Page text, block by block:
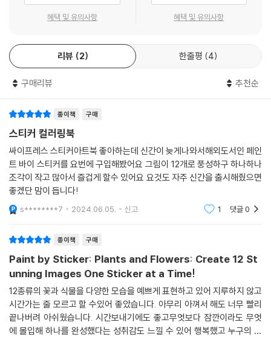
혜택 및 유의사항 혜택 및 유의사항
리뷰 2 한줄평 4
구매리뷰 추천순
종이책 구매
스티커 컬러링북
싸이프레스 스티커아트북 좋아하는데 신간이 늦게나와서해외도서인 페인
트 바이 스티커를 요번에 구입해봤어요 그림이 12개로 풍성하구 하나하나
조각이 작고 많아서 즐겁게 할수 있어요 요것도 자주 신간을 출시해줬으면
좋겠단 맘이 듭니다!
s********7 2024.06.05. 신고 1 댓글0
종이책 구매
Paint by Sticker: Plants and Flowers: Create 12 St
unning Images One Sticker at a Time!
12종류의 꽃과 식물을 다양한 모습을 예쁘게 표현하고 있어 지루하지 않고
시간가는 줄 모르고 할 수있어 좋았습니다. 아무리 아껴서 해도 너무 빨리
끝나버려 아쉬웠습니다. 시간보내기에도 좋고무엇보다 잠깐이라도 무엇
에 몰입해 하나를 완성했다는 성취감도 느낄 수 있어 행복했고 누구의 도